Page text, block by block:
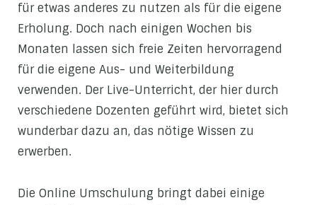
für etwas anderes zu nutzen als für die eigene
Erholung. Doch nach einigen Wochen bis
Monaten lassen sich freie Zeiten hervorragend
für die eigene Aus- und Weiterbildung
verwenden. Der Live-Unterricht, der hier durch
verschiedene Dozenten geführt wird, bietet sich
wunderbar dazu an, das nötige Wissen zu
erwerben.
Die Online Umschulung bringt dabei einige